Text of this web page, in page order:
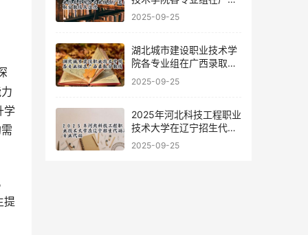
学
提
录取分数线及位次
2025-09-25
湖北城市建设职业技术学
院各专业组在广西录取分
数线
2025-09-25
2025年河北科技工程职业
技术大学在辽宁招生代码
及专业代码
2025-09-25